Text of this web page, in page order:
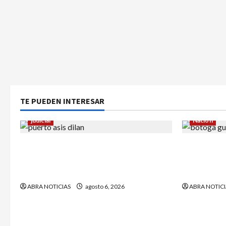
TE PUEDEN INTERESAR
judicial
ABRA NOTICIAS agosto 6, 2026
Nación
ABRA